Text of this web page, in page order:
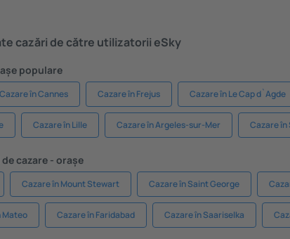
cazări de către utilizatorii eSky
populare
Cazare în Cannes Cazare în Frejus Cazare în Le Cap d`Agde
Cazare în Lille Cazare în Argeles-sur-Mer Cazare în
cazare - orașe
Cazare în Mount Stewart Cazare în Saint George
Mateo Cazare în Faridabad Cazare în Saariselka